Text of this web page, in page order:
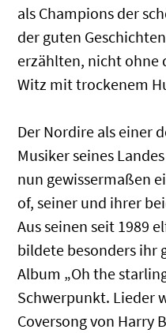
als Champions der
der guten
erzählten, nicht ohne
Witz mit trockenem
Der Nordire als einer
Musiker seines
nun gewissermaßen
of, seiner und ihrer
Aus seinen seit 1989
bildete besonders ihr
Album „Oh the
Schwerpunkt. Lieder
Coversong von Harry